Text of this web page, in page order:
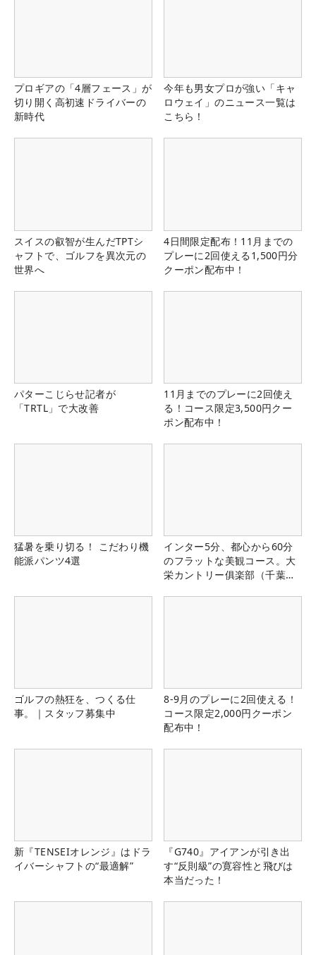
プロギアの「4層フェース」が
切り開く高初速ドライバーの
新時代
今年も男女プロが強い「キャ
ロウェイ」のニュース一覧は
こちら！
スイスの叡智が生んだTPTシ
ャフトで、ゴルフを異次元の
世界へ
4日間限定配布！11月までの
プレーに2回使える1,500円分
クーポン配布中！
パターこじらせ記者が
「TRTL」で大改善
11月までのプレーに2回使え
る！コース限定3,500円クー
ポン配布中！
猛暑を乗り切る！ こだわり機
能派パンツ4選
インター5分、都心から60分
のフラットな美観コース。大
栄カントリー俱楽部（千葉
ゴルフの熱狂を、つくる仕
事。｜スタッフ募集中
8-9月のプレーに2回使える！
コース限定2,000円クーポン
配布中！
新『TENSEIオレンジ』はドラ
イバーシャフトの“最適解”
『G740』アイアンが引き出
す“反則級”の寛容性と飛びは
本当だった！